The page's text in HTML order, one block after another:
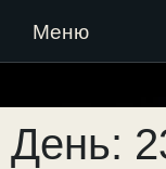
Меню
к
содержимому
День: